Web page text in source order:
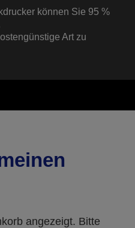
können Sie 95 %
Art zu
angezeigt. Bitte